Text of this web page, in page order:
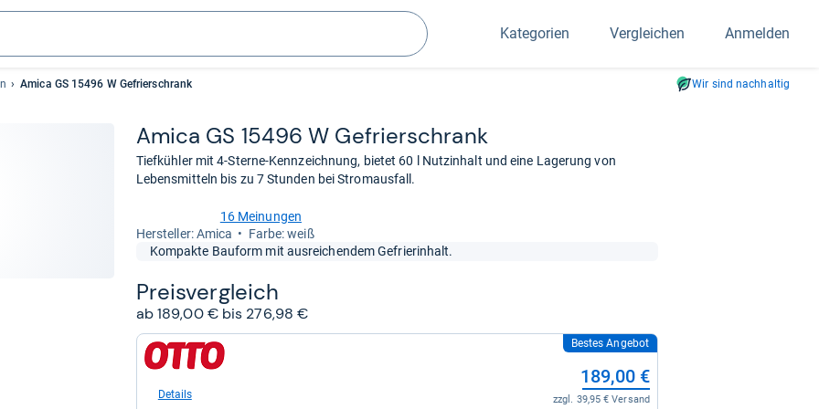
Suchen
Kategorien Vergleichen Anmelden
Amica GS 15496 W Gefrierschrank Wir sind nachhaltig
Amica GS 15496 W Gefrier­schrank
Tiefkühler mit 4-Sterne-Kennzeichnung, bietet 60 l Nutzinhalt und eine Lagerung von
Lebensmitteln bis zu 7 Stunden bei Stromausfall.
von
16 Meinungen
Her­stel­ler: Amica
Farbe: weiß
Kompakte Bauform mit ausreichendem Gefrierinhalt.
Preis­ver­gleich
ab 189,00 € bis 276,98 €
zum
Shop:
Otto.de
Bestes Angebot
189,00 €
zzgl. 39,95 € Versand
Details